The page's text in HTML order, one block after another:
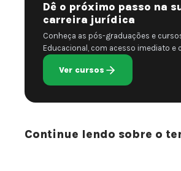
Dê o próximo passo na
carreira jurídica
Conheça as pós-graduações e
Educacional, com acesso imediato e
Ver cursos
Continue lendo sobre o